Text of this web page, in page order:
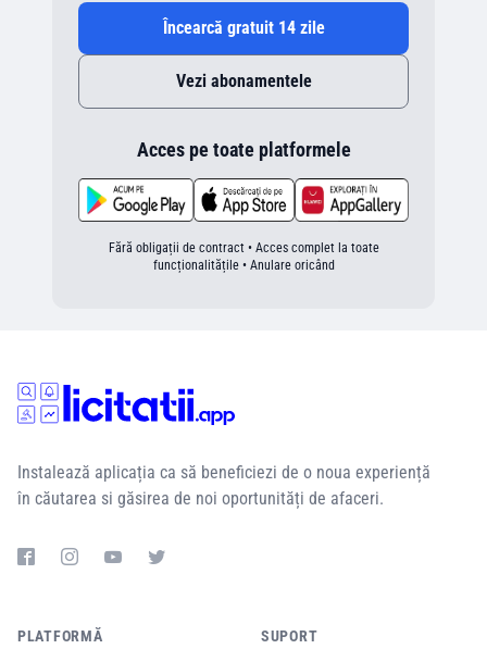
Încearcă gratuit 14 zile
Vezi abonamentele
Acces pe toate platformele
Fără obligații de contract • Acces complet la toate
funcționalitățile • Anulare oricând
Instalează aplicația ca să beneficiezi de o noua experiență
în căutarea si găsirea de noi oportunități de afaceri.
PLATFORMĂ SUPORT